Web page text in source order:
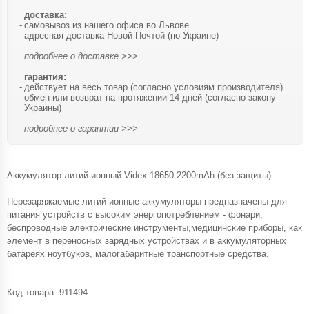
доставка:
самовывоз из нашего офиса во Львове
адресная доставка Новой Почтой (по Украине)
подробнее о доставке >>>
гарантия:
действует на весь товар (согласно условиям производителя)
обмен или возврат на протяжении 14 дней (согласно закону
Украины)
подробнее о гарантии >>>
Аккумулятор литий-ионный Videx 18650 2200mAh (без защиты)
Перезаряжаемые литий-ионные аккумуляторы предназначены для
питания устройств с высоким энергопотреблением - фонари,
беспроводные электрические инструменты,медицинские приборы, как
элемент в переносных зарядных устройствах и в аккумуляторных
батареях ноутбуков, малогабаритные транспортные средства.
Код товара: 911494